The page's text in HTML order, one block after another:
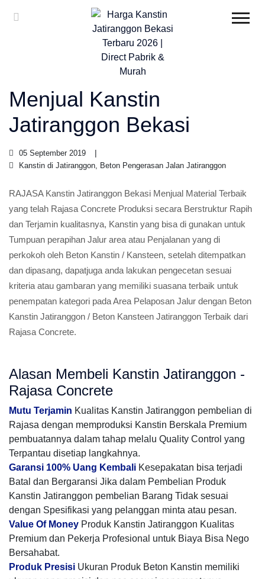
Menjual Kanstin
Jatiranggon Bekasi
05 September 2019
Kanstin di Jatiranggon, Beton Pengerasan Jalan Jatiranggon
RAJASA Kanstin Jatiranggon Bekasi Menjual Material Terbaik
yang telah Rajasa Concrete Produksi secara Berstruktur Rapih
dan Terjamin kualitasnya, Kanstin yang bisa di gunakan untuk
Tumpuan perapihan Jalur area atau Penjalanan yang di
perkokoh oleh Beton Kanstin / Kansteen, setelah ditempatkan
dan dipasang, dapatjuga anda lakukan pengecetan sesuai
kriteria atau gambaran yang memiliki suasana terbaik untuk
penempatan kategori pada Area Pelaposan Jalur dengan Beton
Kanstin Jatiranggon / Beton Kansteen Jatiranggon Terbaik dari
Rajasa Concrete.
Alasan Membeli Kanstin Jatiranggon -
Rajasa Concrete
Mutu Terjamin Kualitas Kanstin Jatiranggon pembelian di
Rajasa dengan memproduksi Kanstin Berskala Premium
pembuatannya dalam tahap melalu Quality Control yang
Terpantau disetiap langkahnya.
Garansi 100% Uang Kembali Kesepakatan bisa terjadi
Batal dan Bergaransi Jika dalam Pembelian Produk
Kanstin Jatiranggon pembelian Barang Tidak sesuai
dengan Spesifikasi yang pelanggan minta atau pesan.
Value Of Money Produk Kanstin Jatiranggon Kualitas
Premium dan Pekerja Profesional untuk Biaya Bisa Nego
Bersahabat.
Produk Presisi Ukuran Produk Beton Kanstin memiliki